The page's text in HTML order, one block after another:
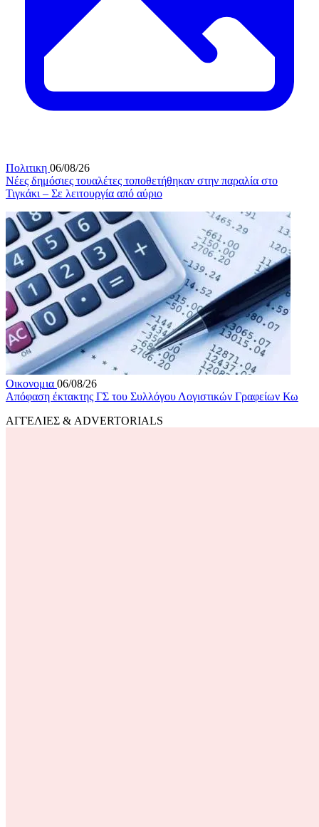
Πολιτικη 06/08/26
Νέες δημόσιες τουαλέτες τοποθετήθηκαν στην παραλία στο
Τιγκάκι – Σε λειτουργία από αύριο
Οικονομια 06/08/26
Απόφαση έκτακτης ΓΣ του Συλλόγου Λογιστικών Γραφείων Κω
ΑΓΓΕΛΙΕΣ & ADVERTORIALS